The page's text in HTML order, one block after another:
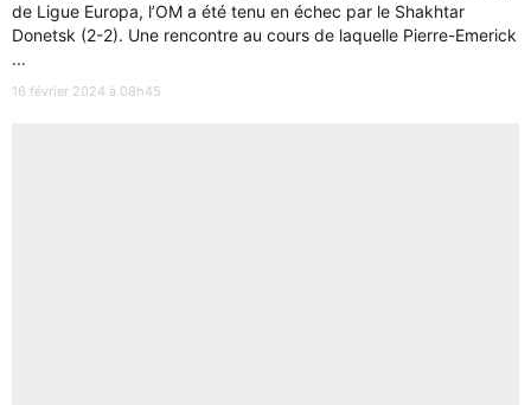
de Ligue Europa, l’OM a été tenu en échec par le Shakhtar
Donetsk (2-2). Une rencontre au cours de laquelle Pierre-Emerick
...
16 février 2024 à 08h45